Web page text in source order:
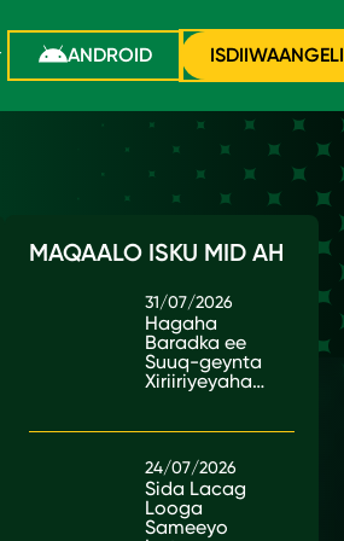
ANDROID ISDIIWAANGELI
MAQAALO ISKU MID AH
31/07/2026
Hagaha
Baradka ee
Suuq-geynta
Xiriiriyeyaha
24/07/2026
Sida Lacag
Looga
Sameeyo